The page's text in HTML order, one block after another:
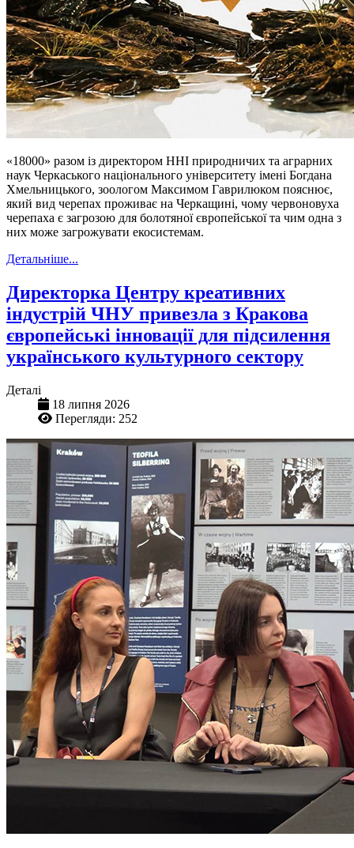
«18000» разом із директором ННІ природничих та аграрних
наук Черкаського національного університету імені Богдана
Хмельницького, зоологом Максимом Гаврилюком пояснює,
який вид черепах проживає на Черкащині, чому червоновуха
черепаха є загрозою для болотяної європейської та чим одна з
них може загрожувати екосистемам.
Детальніше...
Директорка Центру креативних
індустрій ЧНУ привезла з Кракова
європейські інновації для підсилення
українського культурного сектору
Деталі
18 липня 2026
Перегляди: 252